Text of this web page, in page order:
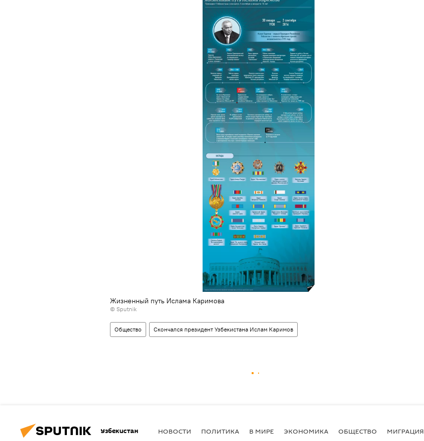
Жизненный путь Ислама Каримова
© Sputnik
Общество Скончался президент Узбекистана Ислам Каримов
Узбекистан НОВОСТИ ПОЛИТИКА В МИРЕ ЭКОНОМИКА ОБЩЕСТВО МИГРАЦИЯ